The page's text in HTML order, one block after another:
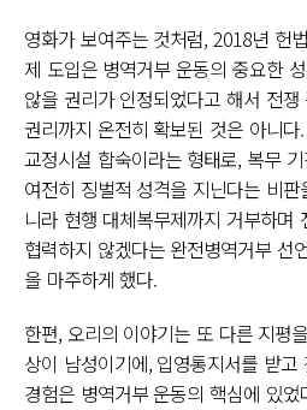
영화가 보여주는 것처럼, 2018년 헌
제 도입은 병역거부 운동의 중요한
않을 권리가 인정되었다고 해서 전
권리까지 온전히 확보된 것은 아니
교정시설 합숙이라는 형태로, 복무
여전히 징벌적 성격을 지닌다는 비
니라 현행 대체복무제까지 거부하며
협력하지 않겠다는 완전병역거부 선
을 마주하게 했다.
한편, 오리의 이야기는 또 다른 지평
상이 남성이기에, 입영통지서를 받
경험은 병역거부 운동의 핵심에 있